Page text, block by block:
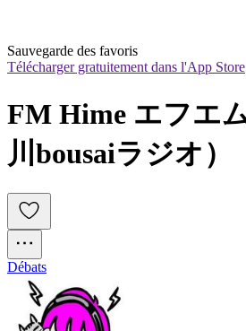
Sauvegarde des favoris
Télécharger gratuitement dans l'App Store
FM Hime エフエ
川bousaiラジオ）
Débats